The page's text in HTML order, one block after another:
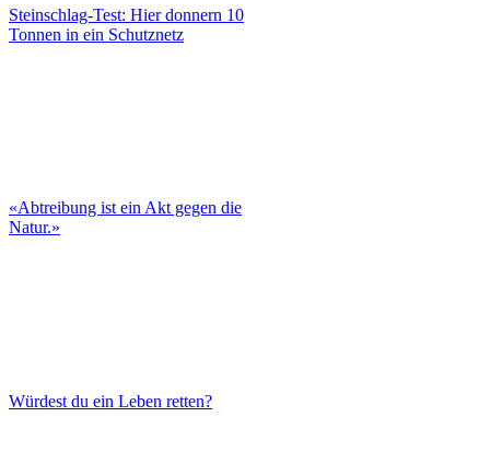
Steinschlag-Test: Hier donnern 10
Tonnen in ein Schutznetz
«Abtreibung ist ein Akt gegen die
Natur.»
Würdest du ein Leben retten?